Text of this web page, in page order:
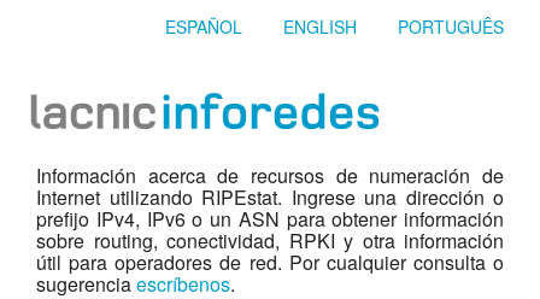
ESPAÑOL ENGLISH PORTUGUÊS
Información acerca de recursos de numeración de
Internet utilizando RIPEstat. Ingrese una dirección o
prefijo IPv4, IPv6 o un ASN para obtener información
sobre routing, conectividad, RPKI y otra información
útil para operadores de red. Por cualquier consulta o
sugerenciaescríbenos.